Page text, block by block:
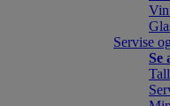
Servise
Se